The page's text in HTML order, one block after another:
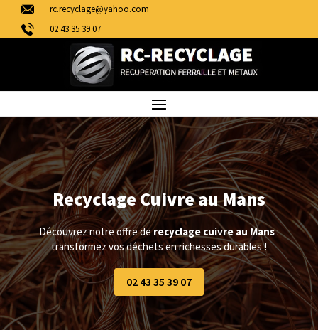
rc.recyclage@yahoo.com
02 43 35 39 07
Recyclage Cuivre au Mans
Découvrez notre offre derecyclage cuivre au Mans:
transformez vos déchets en richesses durables !
02 43 35 39 07